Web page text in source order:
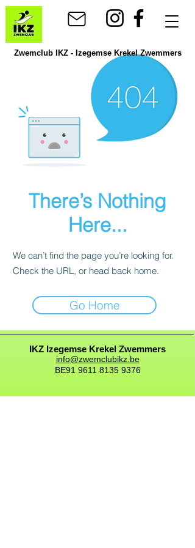
Zwemclub IKZ - Izegemse Krekel Zwemmers
There’s Nothing
Here...
We can’t find the page you’re looking for.
Check the URL, or head back home.
Go Home
IKZ Izegemse Krekel Zwemmers
info@zwemclubikz.be
BE91 9611 8135 9376